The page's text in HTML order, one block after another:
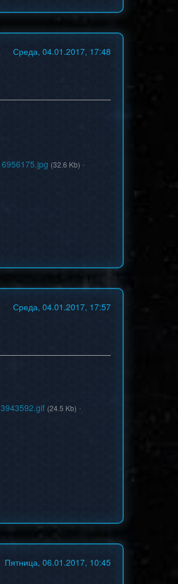
Среда, 04.01.2017, 17:48
6956175.jpg (32.6 Kb) ·
Среда, 04.01.2017, 17:57
3943592.gif (24.5 Kb) ·
Пятница, 06.01.2017, 10:45